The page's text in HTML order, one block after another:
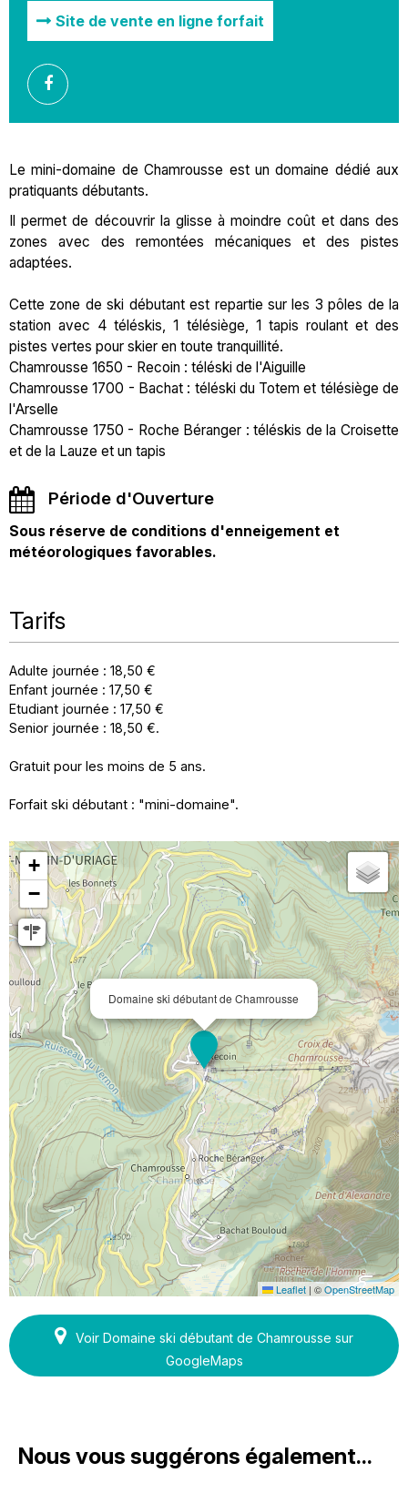
Site de vente en ligne forfait
Le mini-domaine de Chamrousse est un domaine dédié aux
pratiquants débutants.
Il permet de découvrir la glisse à moindre coût et dans des
zones avec des remontées mécaniques et des pistes
adaptées.
Cette zone de ski débutant est repartie sur les 3 pôles de la
station avec 4 téléskis, 1 télésiège, 1 tapis roulant et des
pistes vertes pour skier en toute tranquillité.
Chamrousse 1650 - Recoin : téléski de l'Aiguille
Chamrousse 1700 - Bachat : téléski du Totem et télésiège de
l'Arselle
Chamrousse 1750 - Roche Béranger : téléskis de la Croisette
et de la Lauze et un tapis
Période d'Ouverture
Sous réserve de conditions d'enneigement et
météorologiques favorables.
Tarifs
Adulte journée : 18,50 €
Enfant journée : 17,50 €
Etudiant journée : 17,50 €
Senior journée : 18,50 €.
Gratuit pour les moins de 5 ans.
Forfait ski débutant : "mini-domaine".
Domaine ski débutant de Chamrousse
+
−
Leaflet | ©OpenStreetMap
Voir Domaine ski débutant de Chamrousse sur
GoogleMaps
Nous vous suggérons également...